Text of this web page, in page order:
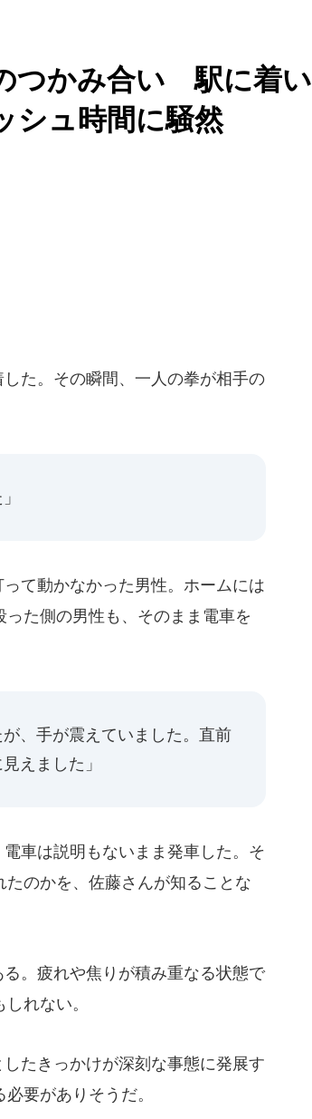
つかみ合い 駅に着い
シュ時間に騒然
た。その瞬間、一人の拳が相手の
て動かなかった男性。ホームには
た側の男性も、そのまま電車を
、手が震えていました。直前
えました」
車は説明もないまま発車した。そ
のかを、佐藤さんが知ることな
。疲れや焦りが積み重なる状態で
れない。
たきっかけが深刻な事態に発展す
要がありそうだ。